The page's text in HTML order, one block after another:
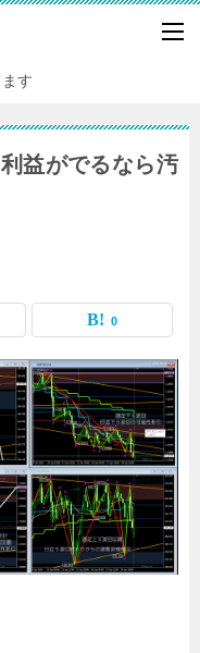
す
益がでるなら汚
0